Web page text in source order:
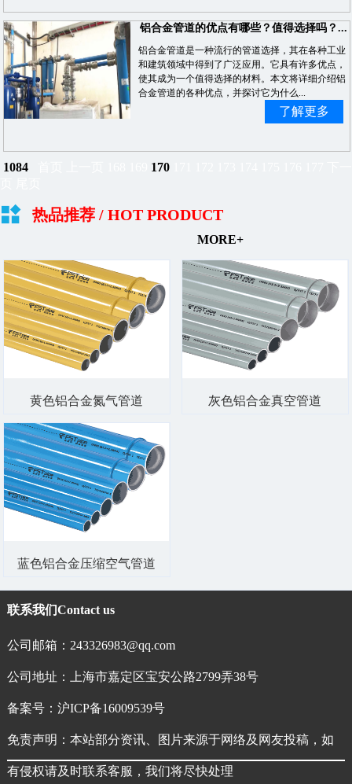
铝合金管道的优点有哪些？值得选择吗？...
铝合金管道是一种流行的管道选择，其在各种工业
和建筑领域中得到了广泛应用。它具有许多优点，
使其成为一个值得选择的材料。本文将详细介绍铝
合金管道的各种优点，并探讨它为什么...
了解更多
1084 170
热品推荐/ HOT PRODUCT
MORE+
黄色铝合金氮气管道 灰色铝合金真空管道
蓝色铝合金压缩空气管道
联系我们Contact us
公司邮箱：243326983@qq.com
公司地址：上海市嘉定区宝安公路2799弄38号
备案号： 沪ICP备16009539号
免责声明：本站部分资讯、图片来源于网络及网友投稿，如
有侵权请及时联系客服，我们将尽快处理